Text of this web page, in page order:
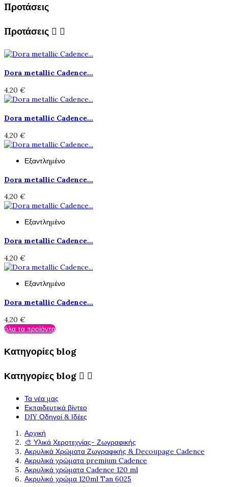
Προτάσεις
Προτάσεις  
Dora metallic Cadence...
4,20 €
Dora metallic Cadence...
4,20 €
Εξαντλημένο
Dora metallic Cadence...
4,20 €
Εξαντλημένο
Dora metallic Cadence...
4,20 €
Εξαντλημένο
Dora metallic Cadence...
4,20 €
όλα τα προϊόντα
Κατηγορίες blog
Κατηγορίες blog  
Τα νέα μας
Εκπαιδευτικά βίντεο
DIY Οδηγοί & Ιδέες
Αρχική
🎨 Υλικά Χεροτεχνίας- Ζωγραφικής
Ακρυλικά Χρώματα Ζωγραφικής & Decoupage Cadence
Ακρυλικά χρώματα premium Cadence
Ακρυλικά χρώματα Cadence 120 ml
Ακρυλικό χρώμα 120ml Tan 6025